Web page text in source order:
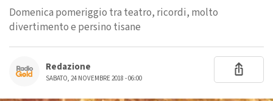
Domenica pomeriggio tra teatro, ricordi, molto
divertimento e persino tisane
Redazione
SABATO, 24 NOVEMBRE 2018 - 06:00